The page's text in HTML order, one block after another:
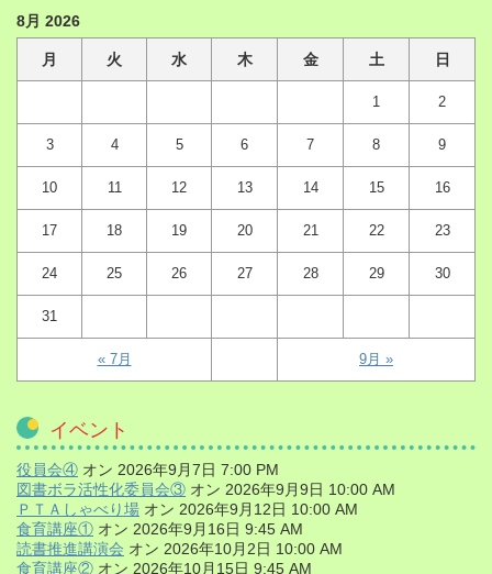
8月 2026
月 火 水 木 金 土 日
1 2
3 4 5 6 7 8 9
10 11 12 13 14 15 16
17 18 19 20 21 22 23
24 25 26 27 28 29 30
31
« 7月 9月 »
イベント
役員会④ オン 2026年9月7日 7:00 PM
図書ボラ活性化委員会③ オン 2026年9月9日 10:00 AM
ＰＴＡしゃべり場 オン 2026年9月12日 10:00 AM
食育講座① オン 2026年9月16日 9:45 AM
読書推進講演会 オン 2026年10月2日 10:00 AM
食育講座② オン 2026年10月15日 9:45 AM